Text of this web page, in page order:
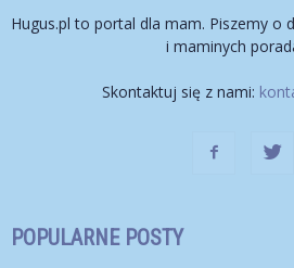
Hugus.pl to portal dla mam. Piszemy o
i maminych
Skontaktuj się z nami:
POPULARNE POSTY